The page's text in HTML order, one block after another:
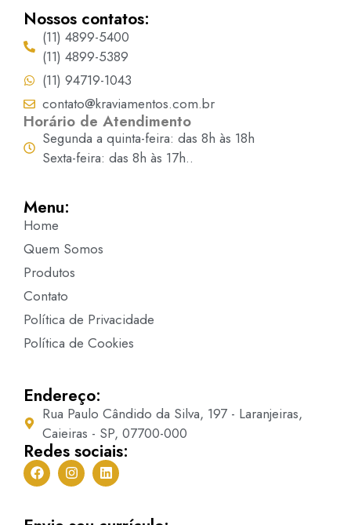
Nossos contatos:
(11) 4899-5400
(11) 4899-5389
(11) 94719-1043
contato@kraviamentos.com.br
Horário de Atendimento
Segunda a quinta-feira: das 8h às 18h
Sexta-feira: das 8h às 17h..
Menu:
Home
Quem Somos
Produtos
Contato
Política de Privacidade
Política de Cookies
Endereço:
Rua Paulo Cândido da Silva, 197 - Laranjeiras,
Caieiras - SP, 07700-000
Redes sociais: